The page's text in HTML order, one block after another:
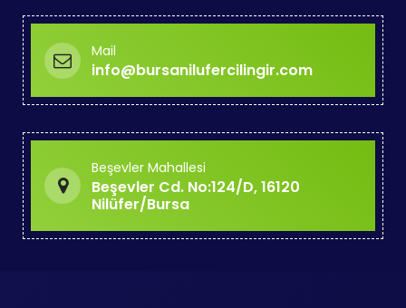
Mail
info@bursanilufercilingir.com
Beşevler Mahallesi
Beşevler Cd. No:124/D, 16120
Nilüfer/Bursa